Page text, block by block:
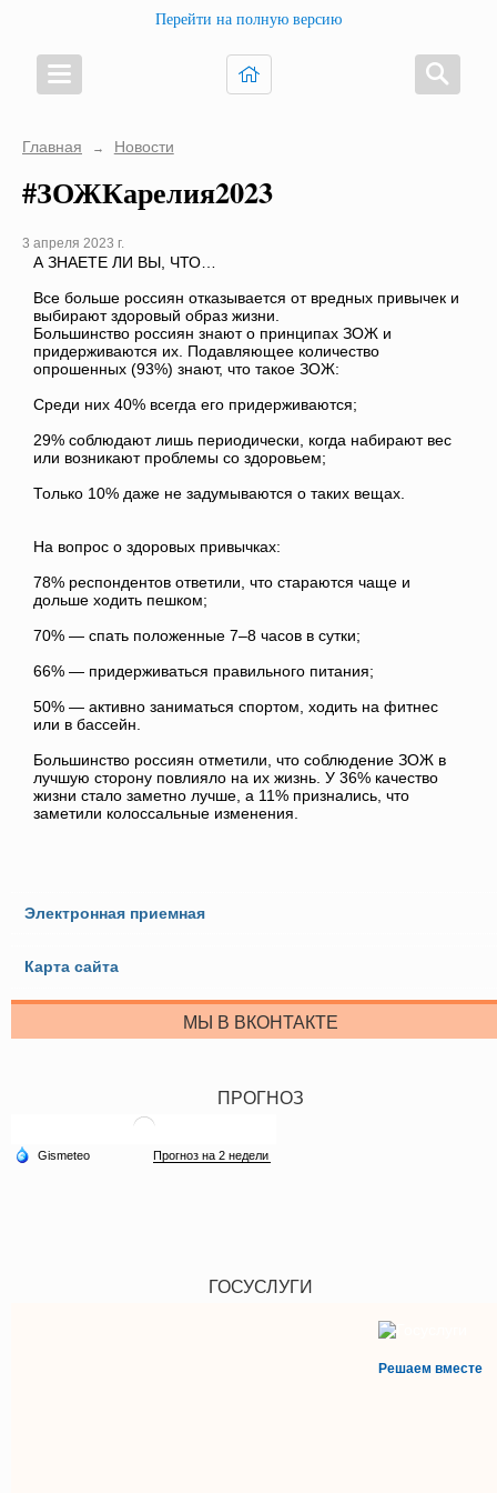
Перейти на полную версию
Главная → Новости
#ЗОЖКарелия2023
3 апреля 2023 г.
А ЗНАЕТЕ ЛИ ВЫ, ЧТО…
Все больше россиян отказывается от вредных привычек и
выбирают здоровый образ жизни.
Большинство россиян знают о принципах ЗОЖ и
придерживаются их. Подавляющее количество
опрошенных (93%) знают, что такое ЗОЖ:
Среди них 40% всегда его придерживаются;
29% соблюдают лишь периодически, когда набирают вес
или возникают проблемы со здоровьем;
Только 10% даже не задумываются о таких вещах.
На вопрос о здоровых привычках:
78% респондентов ответили, что стараются чаще и
дольше ходить пешком;
70% — спать положенные 7–8 часов в сутки;
66% — придерживаться правильного питания;
50% — активно заниматься спортом, ходить на фитнес
или в бассейн.
Большинство россиян отметили, что соблюдение ЗОЖ в
лучшую сторону повлияло на их жизнь. У 36% качество
жизни стало заметно лучше, а 11% признались, что
заметили колоссальные изменения.
Электронная приемная
Карта сайта
МЫ В ВКОНТАКТЕ
ПРОГНОЗ
ГОСУСЛУГИ
Решаем вместе